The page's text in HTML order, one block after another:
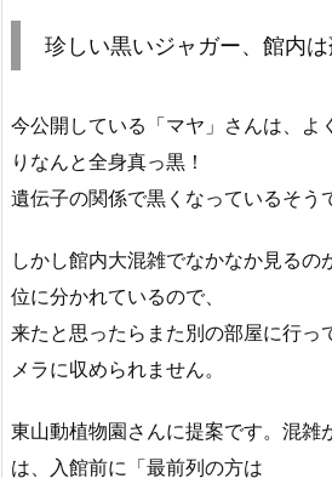
珍しい黒いジャガー、館内
今公開している「マヤ」さんは、よ
りなんと全身真っ黒！
遺伝子の関係で黒くなっているそう
しかし館内大混雑でなかなか見るの
位に分かれているので、
来たと思ったらまた別の部屋に行っ
メラに収められません。
東山動植物園さんに提案です。混雑
は、入館前に「最前列の方は